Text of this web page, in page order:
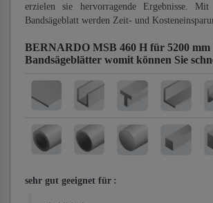
erzielen sie hervorragende Ergebnisse.
Bandsägeblatt werden Zeit- und
BERNARDO MSB 460 H für 5200
Bandsägeblätter womit können Sie
sehr gut geeignet für :